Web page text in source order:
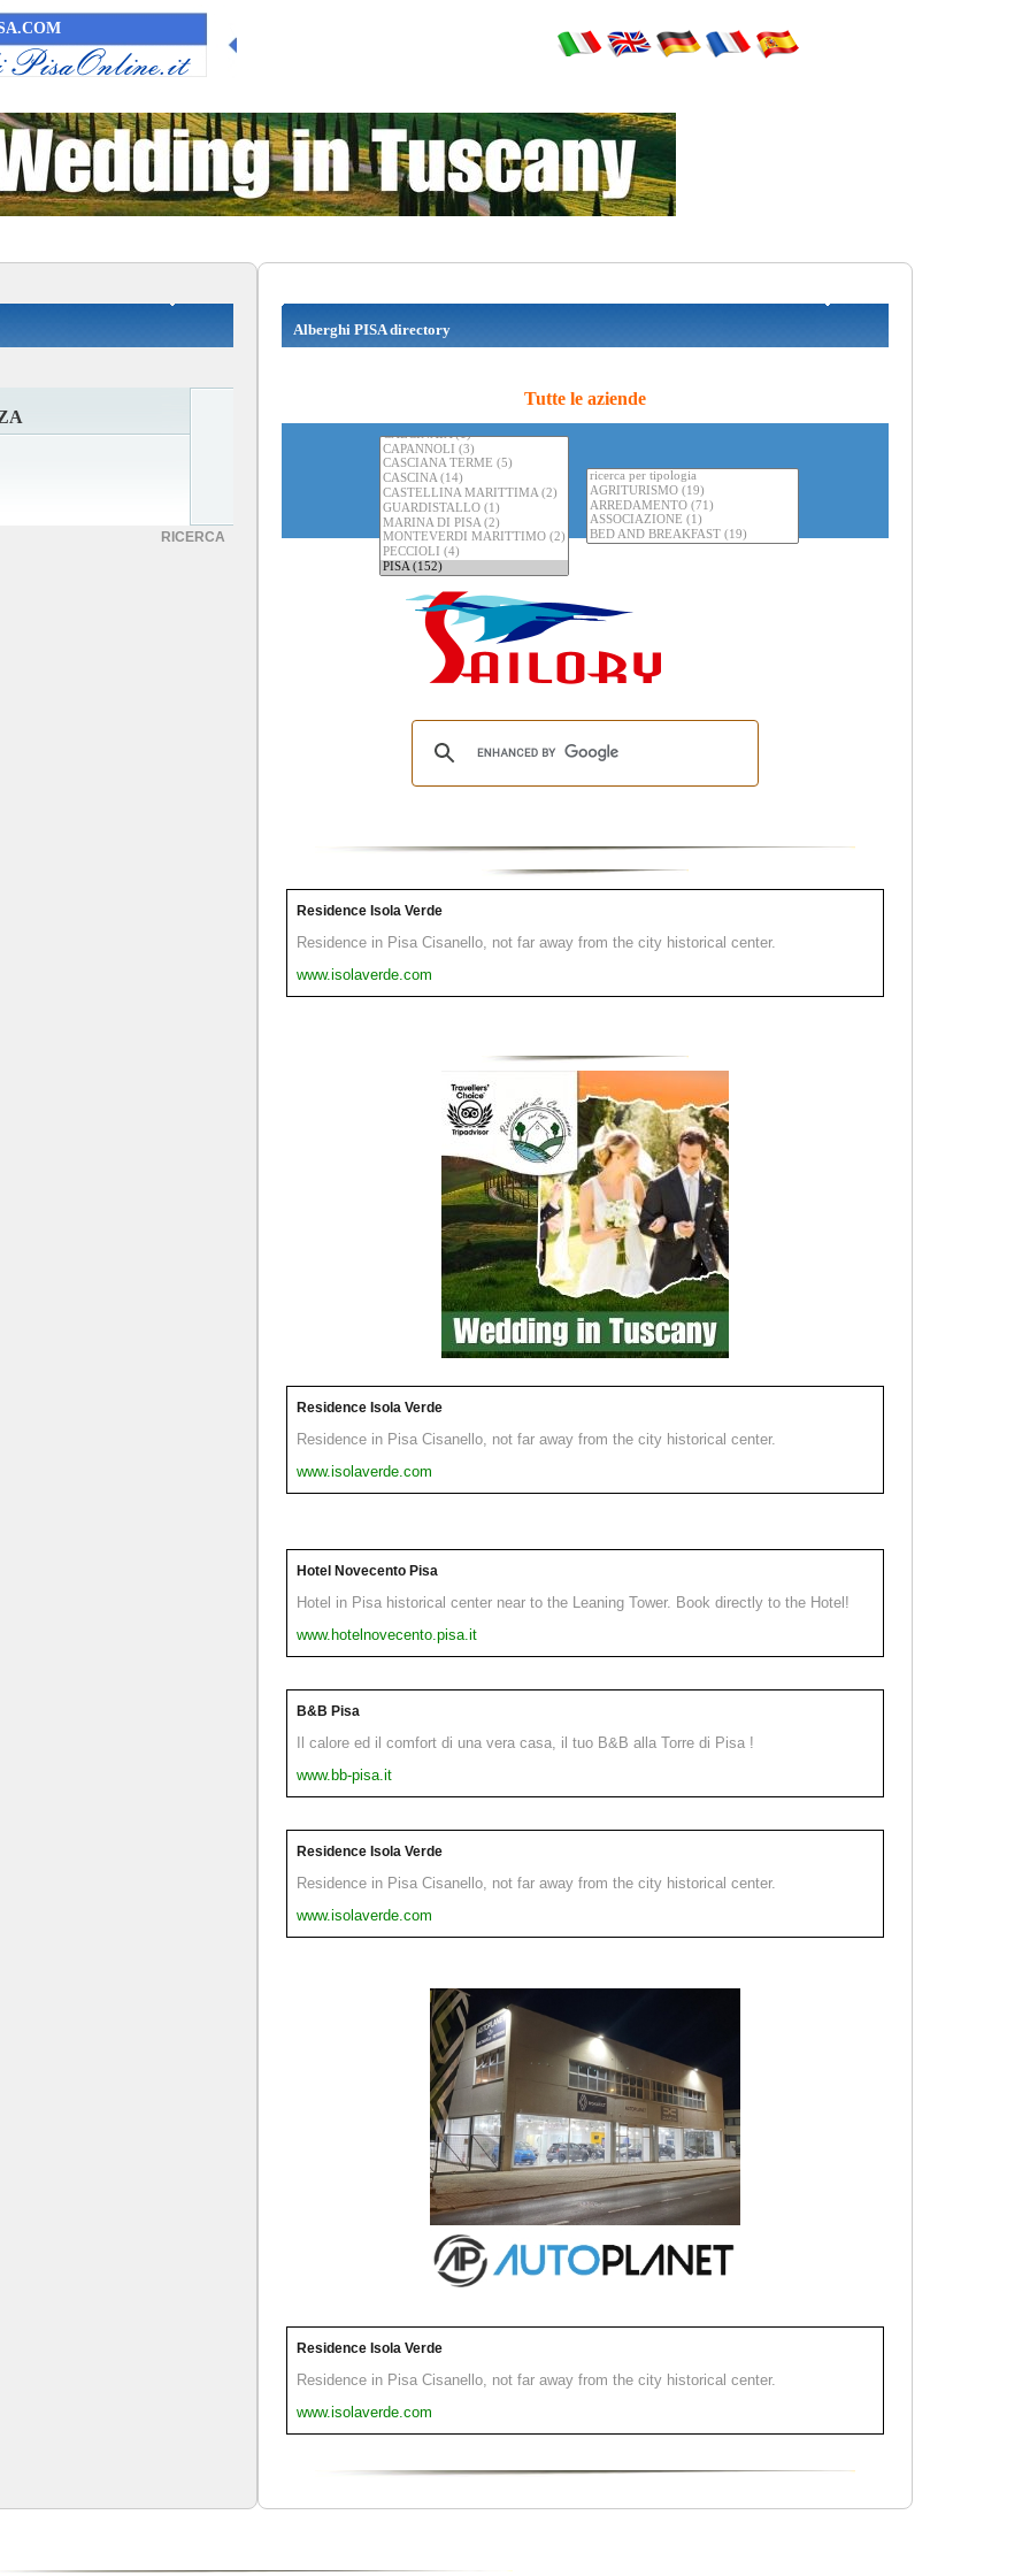
RICERCA
Alberghi PISA directory
Tutte le aziende
Residence Isola Verde
Residence in Pisa Cisanello, not far away from the city historical center.
www.isolaverde.com
Residence Isola Verde
Residence in Pisa Cisanello, not far away from the city historical center.
www.isolaverde.com
Hotel Novecento Pisa
Hotel in Pisa historical center near to the Leaning Tower. Book directly to the Hotel!
www.hotelnovecento.pisa.it
B&B Pisa
Il calore ed il comfort di una vera casa, il tuo B&B alla Torre di Pisa !
www.bb-pisa.it
Residence Isola Verde
Residence in Pisa Cisanello, not far away from the city historical center.
www.isolaverde.com
Residence Isola Verde
Residence in Pisa Cisanello, not far away from the city historical center.
www.isolaverde.com